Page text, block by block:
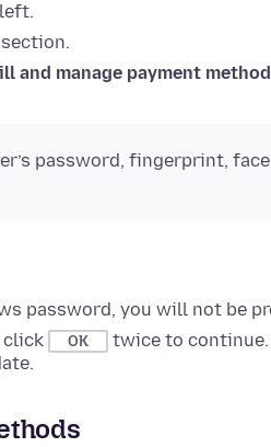
section.
and manage payment
password, fingerprint,
password, you will not be
click OK twice to continue.